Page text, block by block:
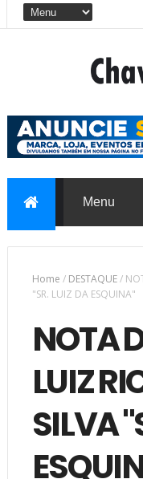
Home / DESTAQUE/
"SR. LUIZ DA ESQUINA"
NOTA
LUIZ
SILVA